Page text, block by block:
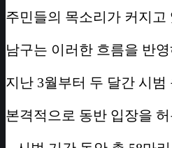
주민들의 목소리가 커지고
남구는 이러한 흐름을 반영
지난 3월부터 두 달간 시범
본격적으로 동반 입장을